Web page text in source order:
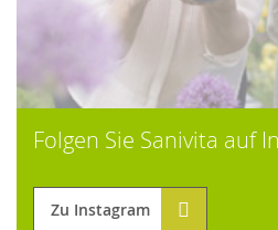
Folgen Sie Sanivita auf
Zu Instagram